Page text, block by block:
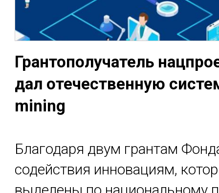
Гран­то­полу­чатель
дал оте­чес­твен­ную
mining
Благодаря двум грантам
содействия инновациям,